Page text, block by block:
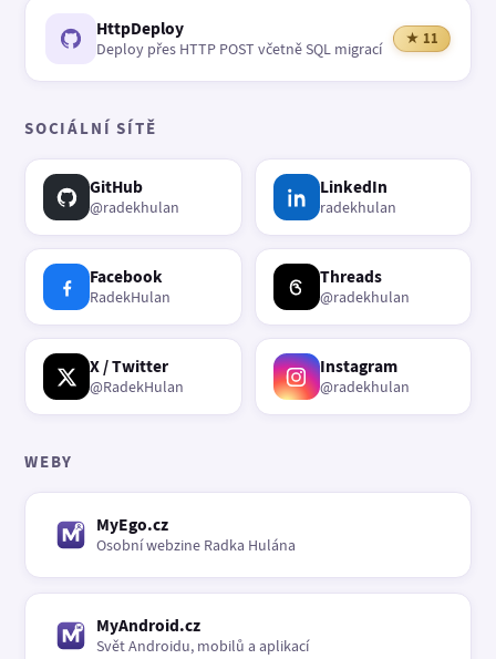
HttpDeploy
Deploy přes HTTP POST včetně SQL migrací
★ 11
SOCIÁLNÍ SÍTĚ
GitHub
@radekhulan
LinkedIn
radekhulan
Facebook
RadekHulan
Threads
@radekhulan
X / Twitter
@RadekHulan
Instagram
@radekhulan
WEBY
MyEgo.cz
Osobní webzine Radka Hulána
MyAndroid.cz
Svět Androidu, mobilů a aplikací